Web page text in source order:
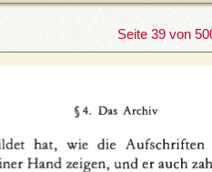
Seite 39 von